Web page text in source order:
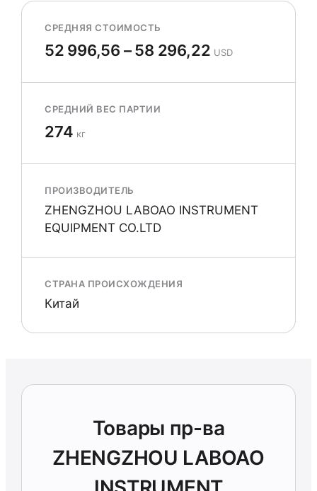
СРЕДНЯЯ СТОИМОСТЬ
52 996,56 – 58 296,22 USD
СРЕДНИЙ ВЕС ПАРТИИ
274 кг
ПРОИЗВОДИТЕЛЬ
ZHENGZHOU LABOAO INSTRUMENT
EQUIPMENT CO.LTD
СТРАНА ПРОИСХОЖДЕНИЯ
Китай
Товары пр-ва
ZHENGZHOU LABOAO